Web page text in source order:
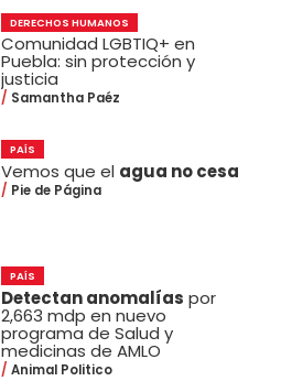
DERECHOS HUMANOS
Comunidad LGBTIQ+ en
Puebla: sin protección y
justicia
Samantha Paéz
PAÍS
Vemos que el agua no cesa
Pie de Página
PAÍS
Detectan anomalías por
2,663 mdp en nuevo
programa de Salud y
medicinas de AMLO
Animal Politico